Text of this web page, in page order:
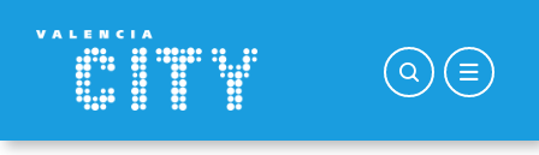
contenido